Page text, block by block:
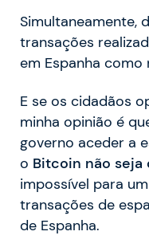
Simultaneamente,
transações
em Espanha como
E se os cidadãos
minha opinião é
governo aceder a
o Bitcoin não
impossível para
transações de
de Espanha.